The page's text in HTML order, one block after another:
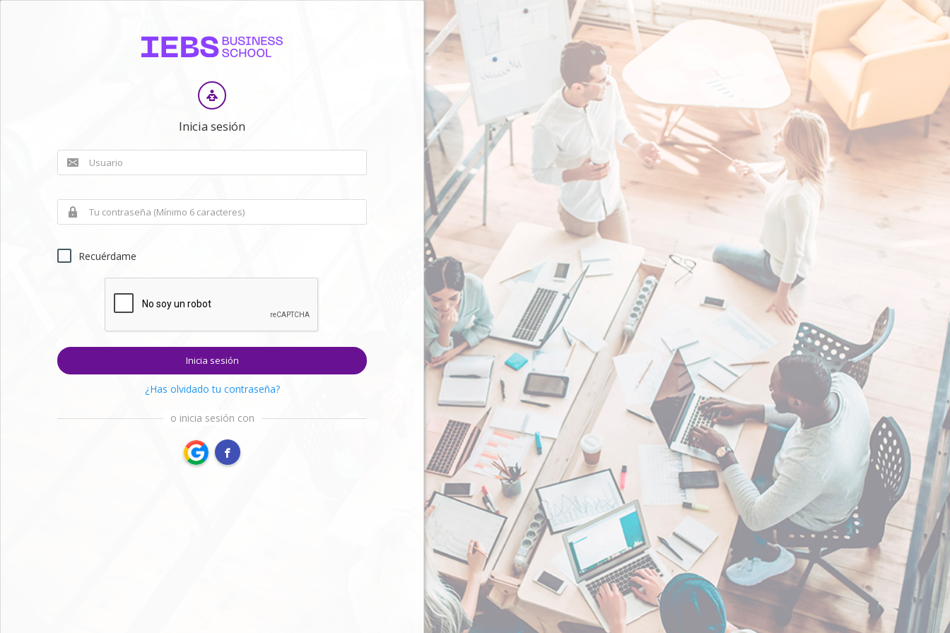
Inicia sesión
Recuérdame
Inicia sesión
¿Has olvidado tu contraseña?
o inicia sesión con